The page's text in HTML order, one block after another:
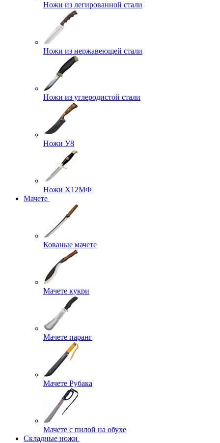
Ножи из легированной стали
Ножи из нержавеющей стали
Ножи из углеродистой стали
Ножи У8
Ножи Х12МФ
Мачете
Кованые мачете
Мачете кукри
Мачете паранг
Мачете Рубака
Мачете с пилой на обухе
Складные ножи